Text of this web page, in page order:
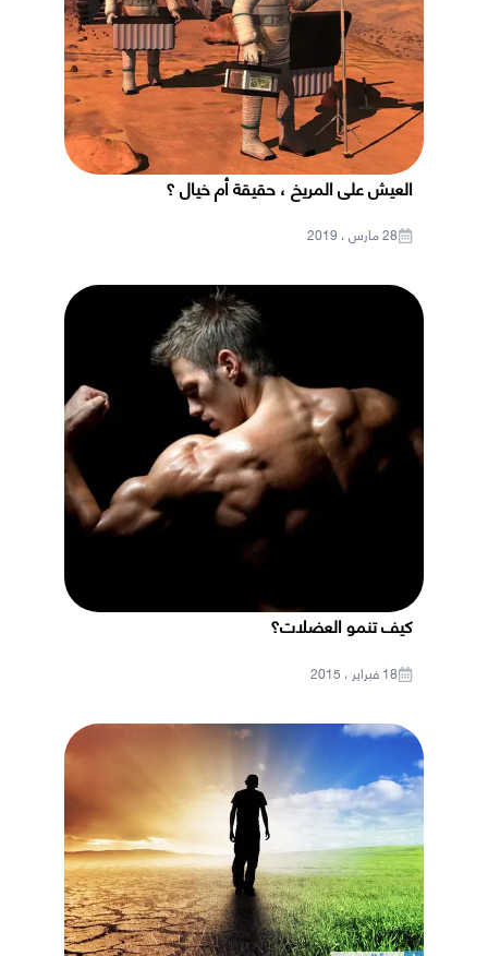
العيش على المريخ ، حقيقة أم خيال ؟
28 مارس ، 2019
كيف تنمو العضلات؟
18 فبراير ، 2015